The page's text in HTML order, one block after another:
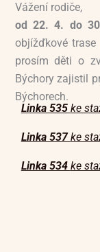
Vážení rodiče,
od 22. 4. do
objížďkové
prosím děti o
Býchory zajistil
Býchorech.
Linka 535 ke
Linka 537ke
Linka 534 ke